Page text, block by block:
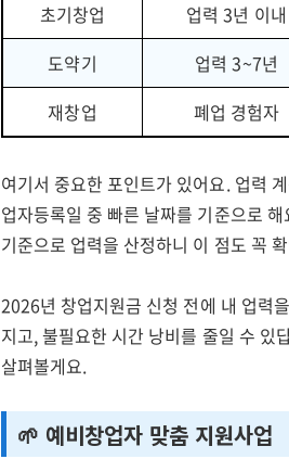
초기창업
업력 3년 이내
도약기
업력 3~7년
재창업
폐업 경험자
여기서 중요한 포인트가 있어요. 업력
업자등록일 중 빠른 날짜를 기준으로
기준으로 업력을 산정하니 이 점도 꼭
2026년 창업지원금 신청 전에 내 업력
지고, 불필요한 시간 낭비를 줄일 수 있
살펴볼게요.
🌱 예비창업자 맞춤 지원사업